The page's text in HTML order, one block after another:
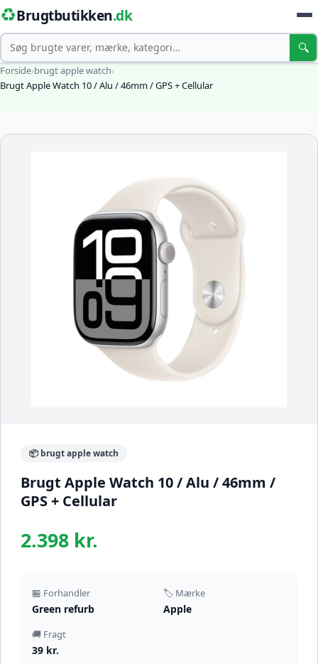
♻️Brugtbutikken.dk
Søg 🔍
Forside›brugt apple watch›
Brugt Apple Watch 10 / Alu / 46mm / GPS + Cellular
📦 brugt apple watch
Brugt Apple Watch 10 / Alu / 46mm /
GPS + Cellular
2.398 kr.
🏪 Forhandler
Green refurb
🏷️ Mærke
Apple
🚚 Fragt
39 kr.